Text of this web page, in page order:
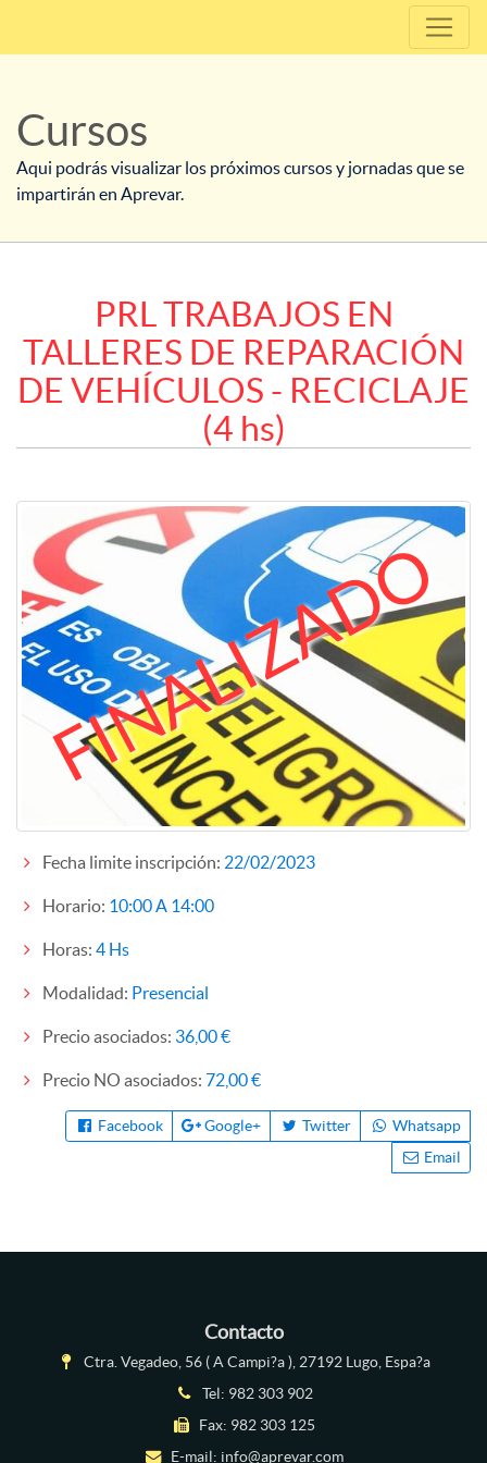
Cursos
Aqui podrás visualizar los próximos cursos y jornadas que se
impartirán en Aprevar.
PRL TRABAJOS EN
TALLERES DE REPARACIÓN
DE VEHÍCULOS - RECICLAJE
(4 hs)
Fecha limite inscripción: 22/02/2023
FINALIZADO
Horario: 10:00 A 14:00
Horas: 4 Hs
Modalidad: Presencial
Precio asociados: 36,00 €
Precio NO asociados: 72,00 €
Facebook Google+ Twitter
Whatsapp
Email
Contacto
Ctra. Vegadeo, 56 ( A Campi?a ), 27192 Lugo, Espa?a
Tel: 982 303 902
Fax: 982 303 125
E-mail: info@aprevar.com